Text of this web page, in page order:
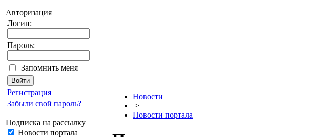
Авторизация
Логин:
Пароль:
Запомнить меня
Регистрация
Забыли свой пароль?
Подписка на рассылку
Новости портала
Новости
>
Новости портала